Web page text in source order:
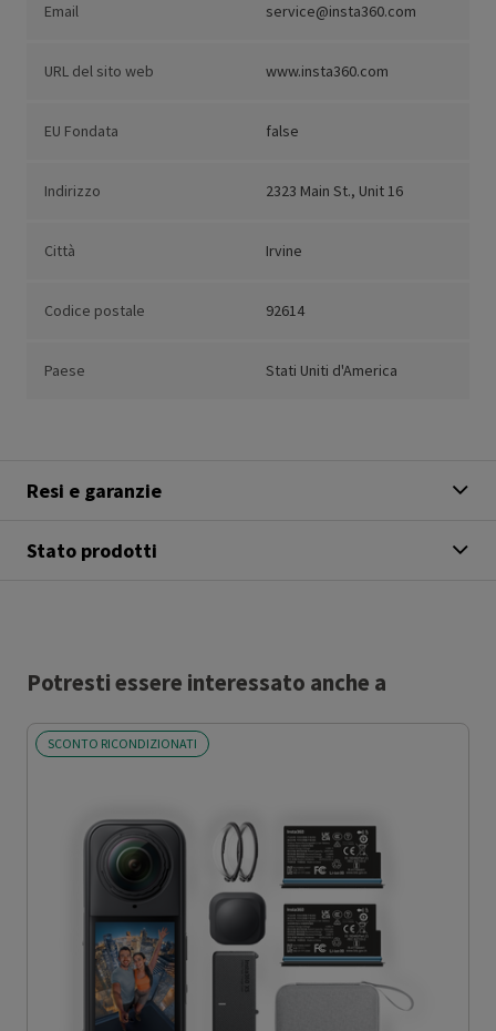
Email service@insta360.com
URL del sito web www.insta360.com
EU Fondata false
Indirizzo 2323 Main St., Unit 16
Città Irvine
Codice postale 92614
Paese Stati Uniti d'America
Resi e garanzie
Stato prodotti
Potresti essere interessato anche a
SCONTO RICONDIZIONATI